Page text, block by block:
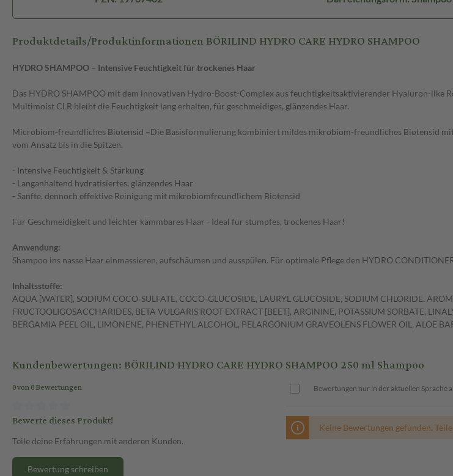
Produktdetails/Produktinformationen BÖRILIND HYDRO CARE HYDRO SHAMPOO
HYDRO SHAMPOO – Intensive Feuchtigkeit für trockenes Haar
Das HYDRO SHAMPOO mit dem innovativen Hydro-Boost-Complex aus feuchtigkeitsaktivierender Hyaluron-like
Multimoist CLR bleibt die Feuchtigkeit lang erhalten, für geschmeidiges, glänzendes Haar.
Microbiom-freundliches Biotensid –Die Basisformulierung kombiniert mildes mikrobiom-freundliches Biotensid
vom Ansatz bis in die Spitzen.
- Intensive Feuchtigkeit & Stärkung
- Langanhaltend hydratisiertes, glänzendes Haar
- Sanfte, dennoch effektive Reinigung mit mikrobiomfreundlichem Biotensid
Für Geschmeidigkeit und leichter kämmbares Haar - Ideal für stumpfes, trockenes Haar!
Anwendung:
Shampoo ins nasse Haar einmassieren, aufschäumen und ausspülen. Für optimale Pflege den HYDRO
Inhaltsstoffe:
AQUA [WATER], SODIUM COCO-SULFATE, COCO-GLUCOSIDE, LAURYL GLUCOSIDE, SODIUM CHLORIDE,
FRUCTOOLIGOSACCHARIDES, BETA VULGARIS ROOT EXTRACT [BEET], ARGININE, POTASSIUM SORBATE,
BERGAMIA PEEL OIL, LIMONENE, PHENETHYL ALCOHOL, PELARGONIUM GRAVEOLENS FLOWER OIL, ALOE
Kundenbewertungen: BÖRILIND HYDRO CARE HYDRO SHAMPOO 250 ml Shampoo
0 von 0 Bewertungen
Bewerte dieses Produkt!
Teile deine Erfahrungen mit anderen Kunden.
Bewertung schreiben
Bewertungen nur in der aktuellen Sprache
Keine Bewertungen gefunden.